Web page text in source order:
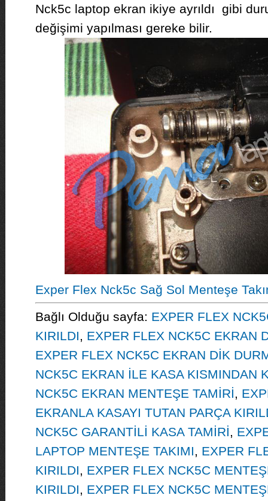
Nck5c laptop ekran ikiye ayrıldı gibi
değişimi yapılması gereke bilir.
Exper Flex Nck5c Sağ Sol Menteşe
Bağlı Olduğu sayfa: EXPER FLEX
KIRILDI, EXPER FLEX NCK5C EKRAN
EXPER FLEX NCK5C EKRAN DİK
NCK5C EKRAN İLE KASA KISMINDAN
NCK5C EKRAN MENTEŞE TAMİRİ,
EKRANLA KASAYI TUTAN PARÇA
NCK5C GARANTİLİ KASA TAMİRİ,
LAPTOP MENTEŞE TAKIMI, EXPER
KIRILDI, EXPER FLEX NCK5C
KIRILDI, EXPER FLEX NCK5C